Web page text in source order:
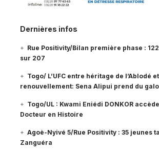
Dernières infos
Rue Positivity/Bilan première phase :
sur 207
Togo/ L’UFC entre héritage de l’Ablodé et
renouvellement: Sena Alipui prend du
Togo/UL : Kwami Eniédi DONKOR
Docteur en Histoire
Agoè-Nyivé 5/Rue Positivity : 35 jeunes
Zanguéra